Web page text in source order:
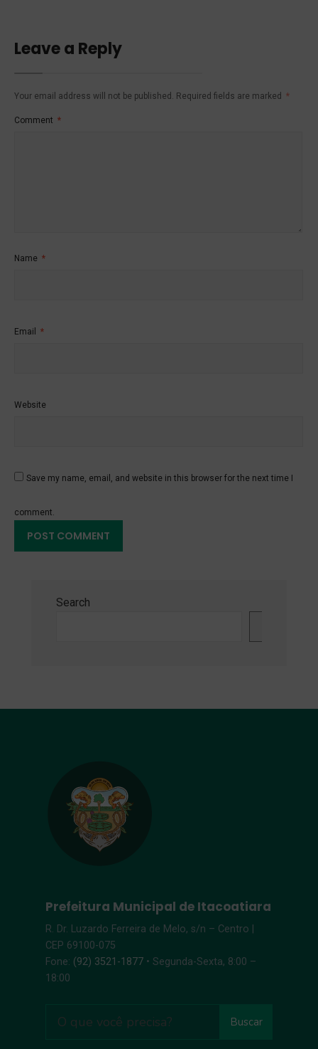
Leave a Reply
Your email address will not be published. Required fields are marked *
Comment *
Name *
Email *
Website
Save my name, email, and website in this browser for the next time I
comment.
Search
Prefeitura Municipal de Itacoatiara
R. Dr. Luzardo Ferreira de Melo, s/n – Centro |
CEP 69100-075
Fone: (92) 3521-1877 • Segunda-Sexta, 8:00 –
18:00
Buscar